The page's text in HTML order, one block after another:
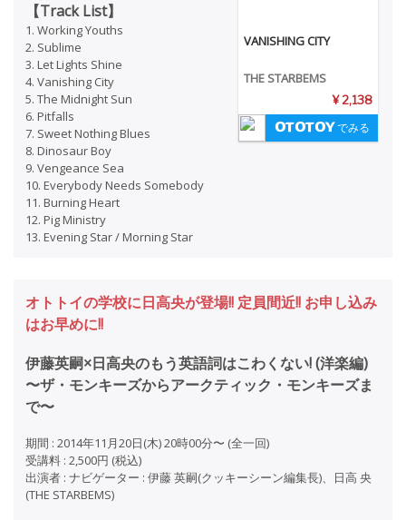
VANISHING CITY
THE STARBEMS
¥ 2,138
でみる
【Track List】
1. Working Youths
2. Sublime
3. Let Lights Shine
4. Vanishing City
5. The Midnight Sun
6. Pitfalls
7. Sweet Nothing Blues
8. Dinosaur Boy
9. Vengeance Sea
10. Everybody Needs Somebody
11. Burning Heart
12. Pig Ministry
13. Evening Star / Morning Star
オトトイの学校に日高央が登場!! 定員間近!! お申し込み
はお早めに!!
伊藤英嗣×日高央のもう英語詞はこわくない! (洋楽編)
〜ザ・モンキーズからアークティック・モンキーズま
で〜
期間 : 2014年11月20日(木) 20時00分〜 (全一回)
受講料 : 2,500円 (税込)
出演者 : ナビゲーター : 伊藤 英嗣(クッキーシーン編集長)、日高 央
(THE STARBEMS)